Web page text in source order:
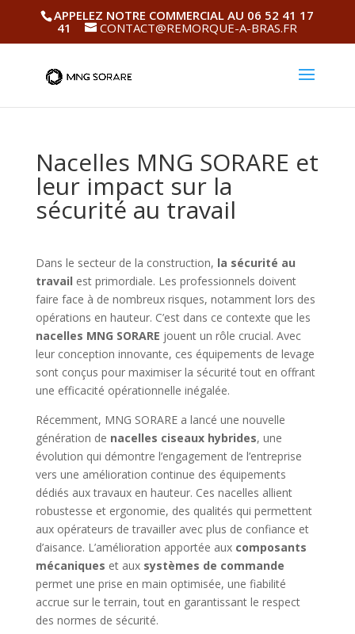
APPELEZ NOTRE COMMERCIAL AU 06 52 41 17
41
CONTACT@REMORQUE-A-BRAS.FR
Nacelles MNG SORARE et
leur impact sur la
sécurité au travail
Dans le secteur de la construction, la sécurité au
travail est primordiale. Les professionnels doivent
faire face à de nombreux risques, notamment lors des
opérations en hauteur. C’est dans ce contexte que les
nacelles MNG SORARE jouent un rôle crucial. Avec
leur conception innovante, ces équipements de levage
sont conçus pour maximiser la sécurité tout en offrant
une efficacité opérationnelle inégalée.
Récemment, MNG SORARE a lancé une nouvelle
génération de nacelles ciseaux hybrides, une
évolution qui démontre l’engagement de l’entreprise
vers une amélioration continue des équipements
dédiés aux travaux en hauteur. Ces nacelles allient
robustesse et ergonomie, des qualités qui permettent
aux opérateurs de travailler avec plus de confiance et
d’aisance. L’amélioration apportée aux composants
mécaniques et aux systèmes de commande
permet une prise en main optimisée, une fiabilité
accrue sur le terrain, tout en garantissant le respect
des normes de sécurité.